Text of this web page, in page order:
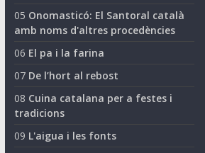
05 Onomasticó: El Santoral català
amb noms d'altres procedències
06 El pa i la farina
07 De l’hort al rebost
08 Cuina catalana per a festes i
tradicions
09 L'aigua i les fonts